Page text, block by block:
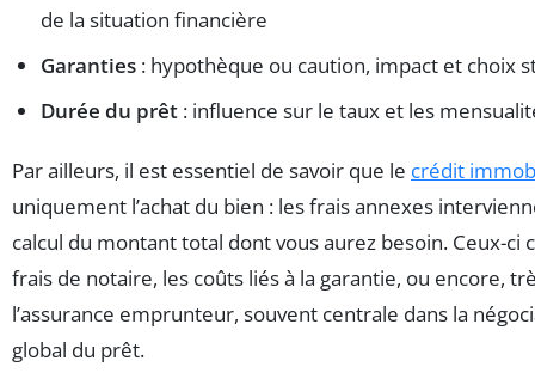
de la situation financière
Garanties : hypothèque ou caution, impact et choix
Durée du prêt : influence sur le taux et les
Par ailleurs, il est essentiel de savoir que le crédit
uniquement l’achat du bien : les frais annexes
calcul du montant total dont vous aurez besoin. Ceux-ci
frais de notaire, les coûts liés à la garantie, ou encore,
l’assurance emprunteur, souvent centrale dans la
global du prêt.